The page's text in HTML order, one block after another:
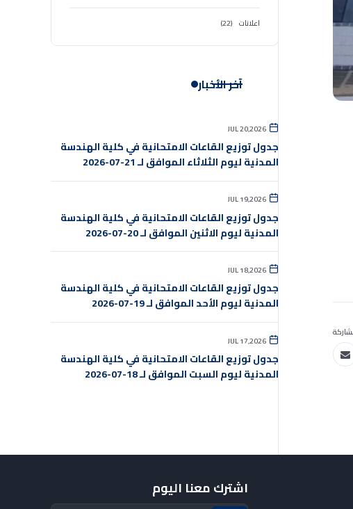
اعلانات (22)
آخر الأخبار
JUL 20,2026
جدول توزيع القاعات الامتحانية في كلية الهندسة
المدنية ليوم الثلاثاء الموافق لـ 21-07-2026
JUL 19,2026
جدول توزيع القاعات الامتحانية في كلية الهندسة
المدنية ليوم الاثنين الموافق لـ 20-07-2026
JUL 18,2026
جدول توزيع القاعات الامتحانية في كلية الهندسة
المدنية ليوم الأحد الموافق لـ 19-07-2026
JUL 17,2026
جدول توزيع القاعات الامتحانية في كلية الهندسة
المدنية ليوم السبت الموافق لـ 18-07-2026
اشترك معنا اليوم